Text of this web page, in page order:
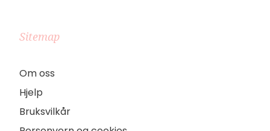
Sitemap
Om oss
Hjelp
Bruksvilkår